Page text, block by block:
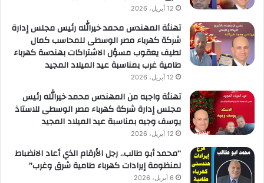
12 أبريل، 2026
تهنئة المهندس محمد خيرالله رئيس مجلس إدارة
شركة كهرباء مصر الوسطى للمحاسب كمال
لطيف يعقوب مسؤل الاشتراكات بهندسة كهرباء
طامية غرب بمناسبة عيد الميلاد المجيد
12 أبريل، 2026
تهنئة واجبه من المهندس محمد خيرالله رئيس
مجلس إدارة شركة كهرباء مصر الوسطى للاستاذ
يوسف وجيه بمناسبة عيد الميلاد المجيد
12 أبريل، 2026
“محمد أبو طالب.. رجل الأرقام الذي أعاد الانضباط
لمنظومة إيرادات كهرباء طامية شرق وغرب”
6 أبريل، 2026